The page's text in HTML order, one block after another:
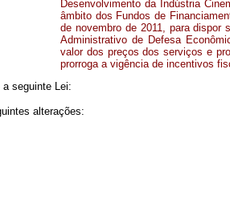
Desenvolvimento da Indústria
âmbito dos Fundos de
de novembro de 2011, para dispor
Administrativo de Defesa
valor dos preços dos serviços e
prorroga a vigência de incentivos
seguinte Lei:
alterações: